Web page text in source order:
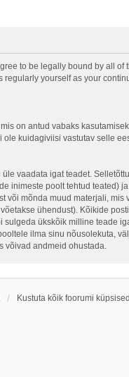
to be legally bound by all
yourself as your
on antud vabaks
kuidagiviisi vastutav selle
vaadata igat teadet.
inimeste poolt tehtud teated)
või mõnda muud materjali, mis
ühendust). Kõikide
ükskõik milline teade
ilma sinu nõusolekuta,
võivad andmeid ohustada.
Kustuta kõik foorumi küpsised